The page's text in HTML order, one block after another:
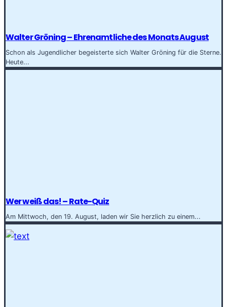
Walter Gröning – Ehrenamtliche des Monats August
Schon als Jugendlicher begeisterte sich Walter Gröning für die Sterne.
Heute...
Wer weiß das! – Rate-Quiz
Am Mittwoch, den 19. August, laden wir Sie herzlich zu einem...